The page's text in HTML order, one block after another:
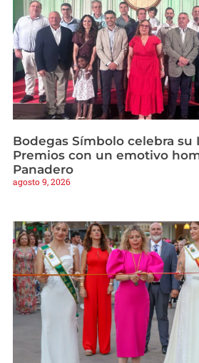
Bodegas Símbolo celebra su
Premios con un emotivo
Panadero
agosto 9, 2026